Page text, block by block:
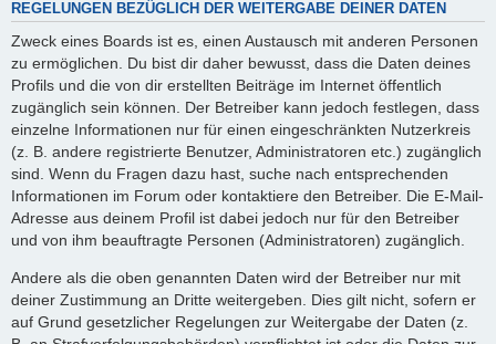
REGELUNGEN BEZÜGLICH DER WEITERGABE DEINER DATEN
Zweck eines Boards ist es, einen Austausch mit anderen Personen
zu ermöglichen. Du bist dir daher bewusst, dass die Daten deines
Profils und die von dir erstellten Beiträge im Internet öffentlich
zugänglich sein können. Der Betreiber kann jedoch festlegen, dass
einzelne Informationen nur für einen eingeschränkten Nutzerkreis
(z. B. andere registrierte Benutzer, Administratoren etc.) zugänglich
sind. Wenn du Fragen dazu hast, suche nach entsprechenden
Informationen im Forum oder kontaktiere den Betreiber. Die E-Mail-
Adresse aus deinem Profil ist dabei jedoch nur für den Betreiber
und von ihm beauftragte Personen (Administratoren) zugänglich.
Andere als die oben genannten Daten wird der Betreiber nur mit
deiner Zustimmung an Dritte weitergeben. Dies gilt nicht, sofern er
auf Grund gesetzlicher Regelungen zur Weitergabe der Daten (z.